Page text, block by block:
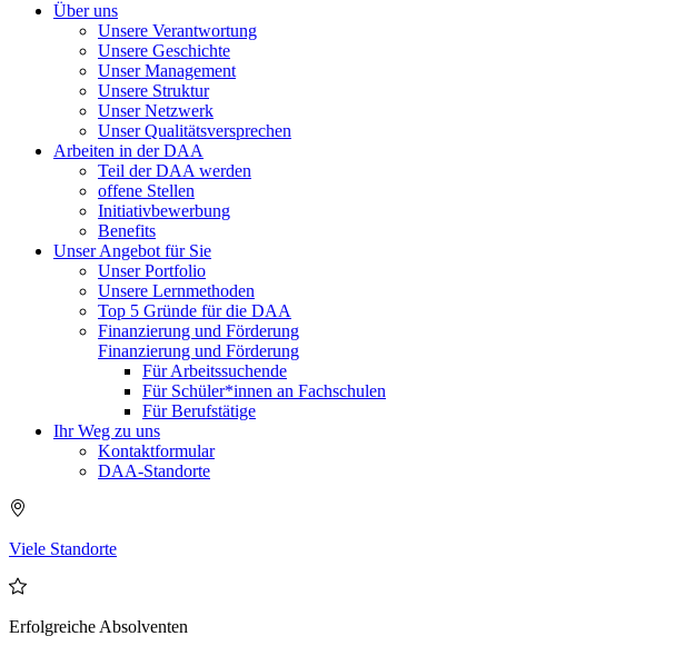
Über uns
Unsere Verantwortung
Unsere Geschichte
Unser Management
Unsere Struktur
Unser Netzwerk
Unser Qualitätsversprechen
Arbeiten in der DAA
Teil der DAA werden
offene Stellen
Initiativbewerbung
Benefits
Unser Angebot für Sie
Unser Portfolio
Unsere Lernmethoden
Top 5 Gründe für die DAA
Finanzierung und Förderung
Finanzierung und Förderung
Für Arbeitssuchende
Für Schüler*innen an Fachschulen
Für Berufstätige
Ihr Weg zu uns
Kontaktformular
DAA-Standorte
Viele Standorte
Erfolgreiche Absolventen